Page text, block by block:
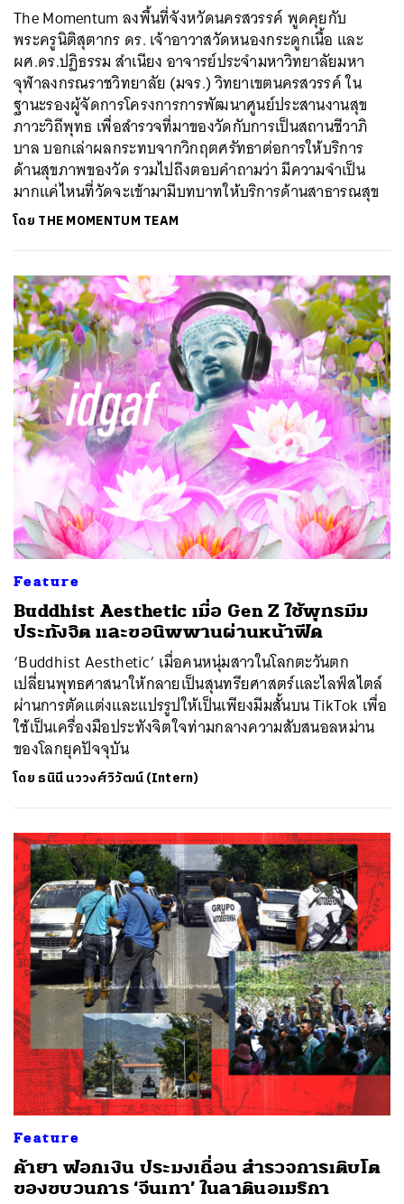
The Momentum ลงพื้นที่จังหวัดนครสวรรค์ พูดคุยกับ
พระครูนิติสุตากร ดร. เจ้าอาวาสวัดหนองกระดูกเนื้อ และ
ผศ.ดร.ปฏิธรรม สำเนียง อาจารย์ประจำมหาวิทยาลัยมหา
จุฬาลงกรณราชวิทยาลัย (มจร.) วิทยาเขตนครสวรรค์ ใน
ฐานะรองผู้จัดการโครงการการพัฒนาศูนย์ประสานงานสุข
ภาวะวิถีพุทธ เพื่อสำรวจที่มาของวัดกับการเป็นสถานชีวาภิ
บาล บอกเล่าผลกระทบจากวิกฤตศรัทธาต่อการให้บริการ
ด้านสุขภาพของวัด รวมไปถึงตอบคำถามว่า มีความจำเป็น
มากแค่ไหนที่วัดจะเข้ามามีบทบาทให้บริการด้านสาธารณสุข
โดย THE MOMENTUM TEAM
Feature
Buddhist Aesthetic เมื่อ Gen Z ใช้พุทธมีม
ประทังจิต และขอนิพพานผ่านหน้าฟีด
‘Buddhist Aesthetic’ เมื่อคนหนุ่มสาวในโลกตะวันตก
เปลี่ยนพุทธศาสนาให้กลายเป็นสุนทรียศาสตร์และไลฟ์สไตล์
ผ่านการตัดแต่งและแปรรูปให้เป็นเพียงมีมสั้นบน TikTok เพื่อ
ใช้เป็นเครื่องมือประทังจิตใจท่ามกลางความสับสนอลหม่าน
ของโลกยุคปัจจุบัน
โดย ธนินี นววงศ์วิวัฒน์ (Intern)
Feature
ค้ายา ฟอกเงิน ประมงเถื่อน สำรวจการเติบโต
ของขบวนการ ‘จีนเทา’ ในลาตินอเมริกา